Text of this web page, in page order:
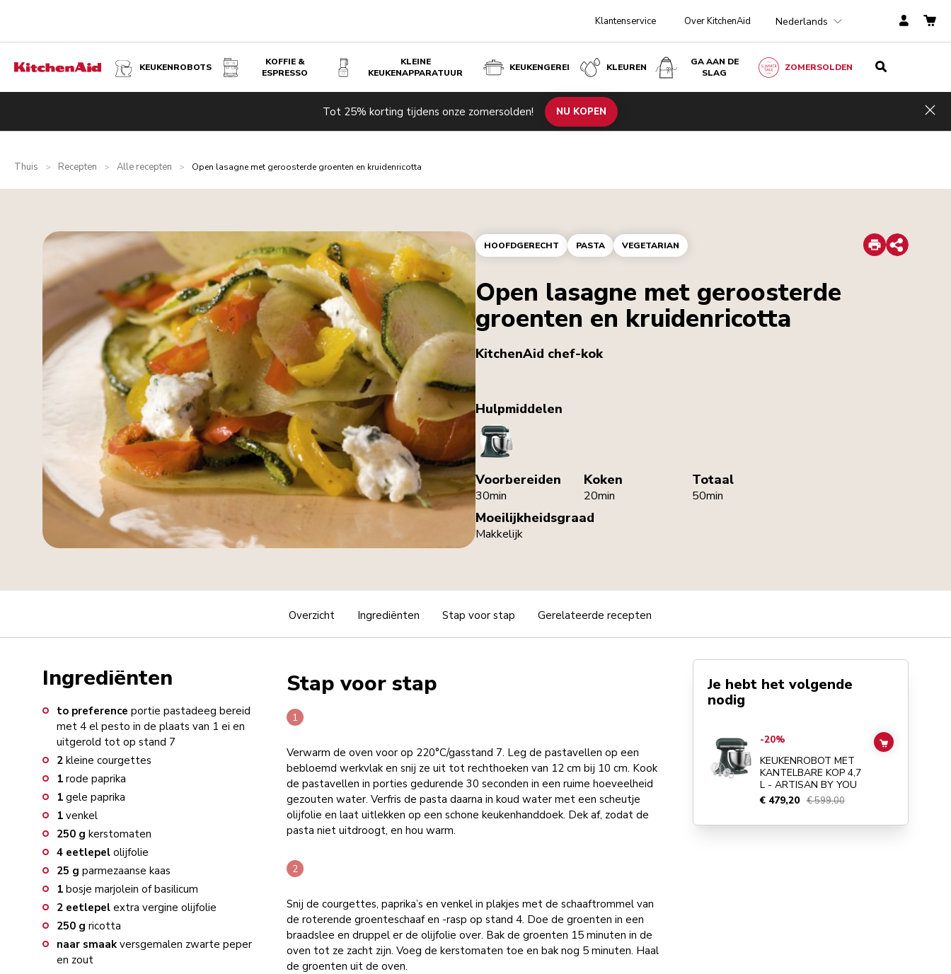
Klantenservice Over KitchenAid Nederlands
KEUKENROBOTS
KOFFIE &
ESPRESSO
KLEINE
KEUKENAPPARATUUR
KEUKENGEREI KLEUREN
GA AAN DE
SLAG
ZOMERSOLDEN
Tot 25% korting tijdens onze zomersolden! NU KOPEN
Thuis > Recepten > Alle recepten > Open lasagne met geroosterde groenten en kruidenricotta
HOOFDGERECHT PASTA VEGETARIAN Print
Share
Open lasagne met geroosterde
groenten en kruidenricotta
KitchenAid chef-kok
Hulpmiddelen
StandMixer
Voorbereiden
30min
Koken
20min
Totaal
50min
Moeilijkheidsgraad
Makkelijk
Overzicht Ingrediënten Stap voor stap Gerelateerde recepten
Ingrediënten
to preference portie pastadeeg bereid
met 4 el pesto in de plaats van 1 ei en
uitgerold tot op stand 7
2 kleine courgettes
1 rode paprika
1 gele paprika
1 venkel
250 g kerstomaten
4 eetlepel olijfolie
25 g parmezaanse kaas
1 bosje marjolein of basilicum
2 eetlepel extra vergine olijfolie
250 g ricotta
naar smaak versgemalen zwarte peper
en zout
Stap voor stap
Verwarm de oven voor op 220°C/gasstand 7. Leg de pastavellen op een
bebloemd werkvlak en snij ze uit tot rechthoeken van 12 cm bij 10 cm. Kook
de pastavellen in porties gedurende 30 seconden in een ruime hoeveelheid
gezouten water. Verfris de pasta daarna in koud water met een scheutje
olijfolie en laat uitlekken op een schone keukenhanddoek. Dek af, zodat de
pasta niet uitdroogt, en hou warm.
Snij de courgettes, paprika’s en venkel in plakjes met de schaaftrommel van
de roterende groenteschaaf en -rasp op stand 4. Doe de groenten in een
braadslee en druppel er de olijfolie over. Bak de groenten 15 minuten in de
oven tot ze zacht zijn. Voeg de kerstomaten toe en bak nog 5 minuten. Haal
de groenten uit de oven.
Je hebt het volgende
nodig
Go toKEUKENROBOT MET KANTELBARE KOP 4,7 L -
-20%
KEUKENROBOT MET
KANTELBARE KOP 4,7
L - ARTISAN BY YOU
€ 479,20 € 599,00
ADD TO CART